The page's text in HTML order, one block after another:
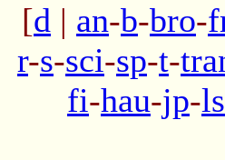
[d | an-b-bro-
r-s-sci-sp-t-
fi-hau-jp-ls